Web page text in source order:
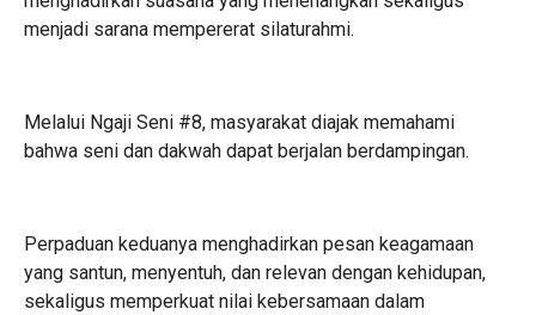
menjadi sarana mempererat silaturahmi.
Melalui Ngaji Seni #8, masyarakat diajak memahami
bahwa seni dan dakwah dapat berjalan berdampingan.
Perpaduan keduanya menghadirkan pesan keagamaan
yang santun, menyentuh, dan relevan dengan kehidupan,
sekaligus memperkuat nilai kebersamaan dalam